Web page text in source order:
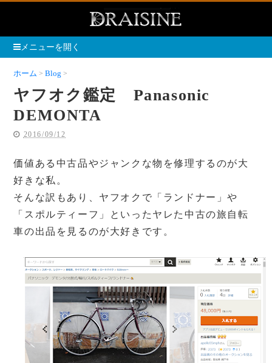
メニューを開く
ホーム Blog
ヤフオク鑑定 Panasonic
DEMONTA
2016/09/12
価値ある中古品やジャンクな物を修理するのが大
好きな私。
そんな訳もあり、ヤフオクで「ランドナー」や
「スポルティーフ」といったヤレた中古の旅自転
車の出品を見るのが大好きです。